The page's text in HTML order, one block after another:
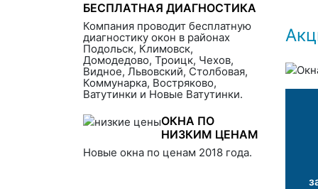
БЕСПЛАТНАЯ ДИАГНОСТИКА
Компания проводит бесплатную
диагностику окон в районах
Подольск, Климовск,
Домодедово, Троицк, Чехов,
Видное, Львовский, Столбовая,
Коммунарка, Востряково,
Ватутинки и Новые Ватутинки.
ОКНА ПО
НИЗКИМ ЦЕНАМ
Новые окна по ценам 2018 года.